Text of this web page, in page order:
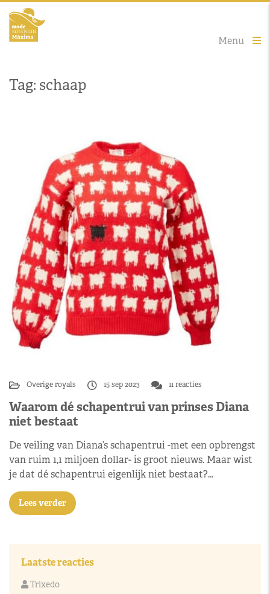
Menu
Tag: schaap
Overige royals 15 sep 2023 11 reacties
Waarom dé schapentrui van prinses Diana
niet bestaat
De veiling van Diana’s schapentrui -met een opbrengst
van ruim 1,1 miljoen dollar- is groot nieuws. Maar wist
je dat dé schapentrui eigenlijk niet bestaat?…
Lees verder
Laatste reacties
Trixedo